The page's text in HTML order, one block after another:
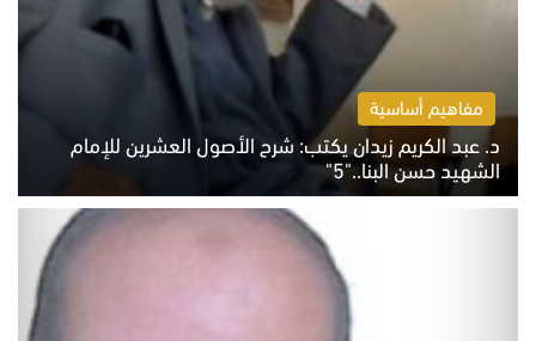
مفاهيم أساسية
د. عبد الكريم زيدان يكتب: شرح الأصول العشرين للإمام
الشهيد حسن البنا.."5"
السبت 8 أغسطس 2026 10:46 ص